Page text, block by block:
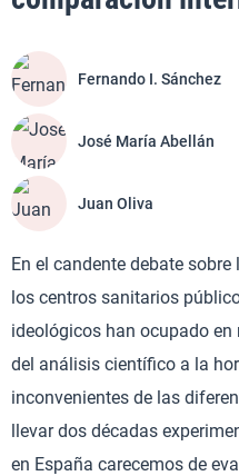
Fernando I. Sánchez
José María Abellán
Juan Oliva
En el candente debate
los centros sanitarios
ideológicos han ocupado
del análisis científico a la
inconvenientes de las
llevar dos décadas
en España carecemos de